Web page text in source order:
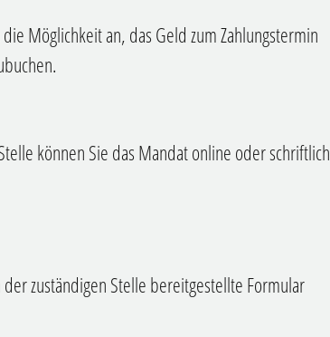
Möglichkeit an, das Geld zum Zahlungstermin
können Sie das Mandat online oder schriftlich
zuständigen Stelle bereitgestellte Formular